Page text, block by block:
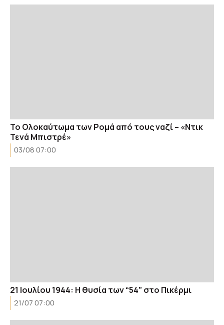
Το Ολοκαύτωμα των Ρομά από τους ναζί – «Ντικ
Τενά Μπιστρέ»
03/08 07:00
21 Ιουλίου 1944: H θυσία των “54” στο Πικέρμι
21/07 07:00